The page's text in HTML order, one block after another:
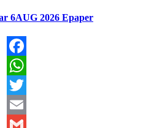
6AUG 2026 Epaper
Facebook
WhatsApp
Twitter
Email